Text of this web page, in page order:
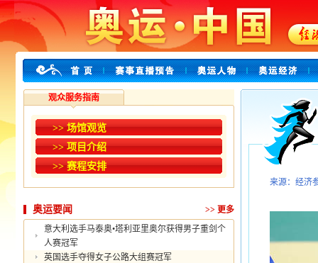
观众服务指南
>> 场馆观览
>> 项目介绍
>> 赛程安排
奥运要闻 >> 更多
意大利选手马泰奥•塔利亚里奥尔获得男子重剑个
人赛冠军
英国选手夺得女子公路大组赛冠军
来源：经济